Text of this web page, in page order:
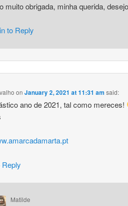
muito obrigada, minha querida,
to Reply
onJanuary 2, 2021 at 11:31 am said:
ano de 2021, tal como mereces!
Reply
Matilde